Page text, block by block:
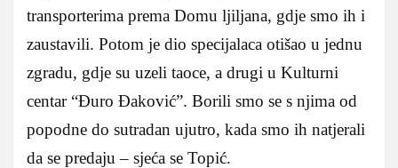
transporterima prema Domu ljiljana, gdje smo ih i
zaustavili. Potom je dio specijalaca otišao u jednu
zgradu, gdje su uzeli taoce, a drugi u Kulturni
centar “Đuro Đaković”. Borili smo se s njima od
popodne do sutradan ujutro, kada smo ih natjerali
da se predaju – sjeća se Topić.